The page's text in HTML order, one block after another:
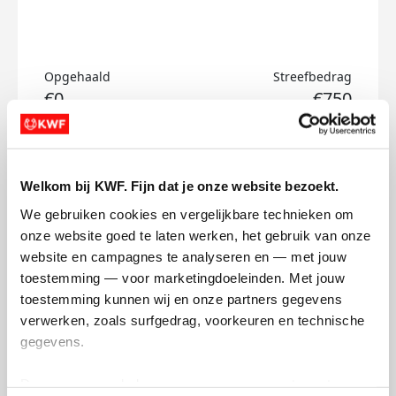
Welkom bij KWF. Fijn dat je onze website bezoekt.
We gebruiken cookies en vergelijkbare technieken om
onze website goed te laten werken, het gebruik van onze
website en campagnes te analyseren en — met jouw
toestemming — voor marketingdoeleinden. Met jouw
toestemming kunnen wij en onze partners gegevens
verwerken, zoals surfgedrag, voorkeuren en technische
gegevens.
Opgehaald
€0
Streefbedrag
€750
Doneer
Adelisa's badges